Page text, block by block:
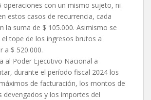
operaciones con un mismo sujeto, ni
estos casos de recurrencia, cada
la suma de $ 105.000. Asimismo se
el tope de los ingresos brutos a
a $ 520.000.
al Poder Ejecutivo Nacional a
durante el período fiscal 2024 los
de facturación, los montos de
devengados y los importes del